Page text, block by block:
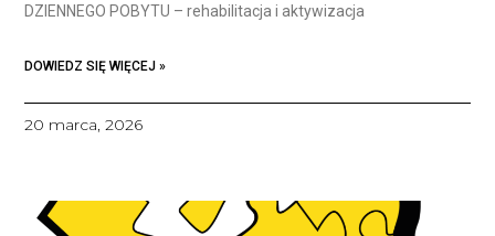
DZIENNEGO POBYTU – rehabilitacja i aktywizacja
DOWIEDZ SIĘ WIĘCEJ »
20 marca, 2026